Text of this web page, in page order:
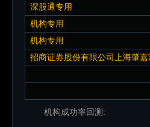
深股通专用
机构专用
机构专用
招商证券股份有限公司上海肇
机构成功率回测: